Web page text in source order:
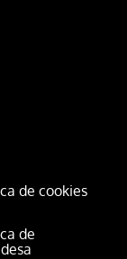
de cookies
de